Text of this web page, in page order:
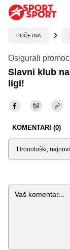
POČETNA
Osigurali
Slavni klub
ligi!
KOMENTARI (0)
Sortiraj
Komentar